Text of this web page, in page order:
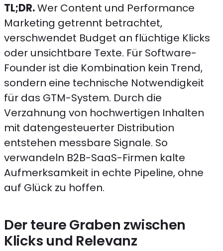
TL;DR.Wer Content und Performance
Marketing getrennt betrachtet,
verschwendet Budget an flüchtige Klicks
oder unsichtbare Texte. Für Software-
Founder ist die Kombination kein Trend,
sondern eine technische Notwendigkeit
für das GTM-System. Durch die
Verzahnung von hochwertigen Inhalten
mit datengesteuerter Distribution
entstehen messbare Signale. So
verwandeln B2B-SaaS-Firmen kalte
Aufmerksamkeit in echte Pipeline, ohne
auf Glück zu hoffen.
Der teure Graben zwischen
Klicks und Relevanz